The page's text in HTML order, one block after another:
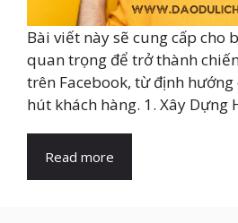
Bài viết này sẽ cung cấp cho
quan trọng để trở thành
trên Facebook, từ định
hút khách hàng. 1. Xây Dựng
Read more